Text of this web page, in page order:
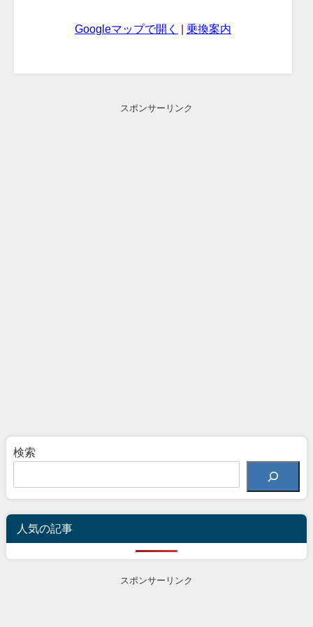
Googleマップで開く 乗換案内
スポンサーリンク
検索
人気の記事
スポンサーリンク